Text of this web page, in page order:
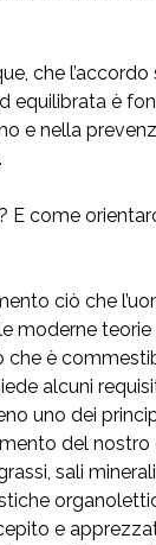
che l’accordo
equilibrata è
e nella
E come
ciò che
moderne teorie
che è
alcuni
uno dei
del nostro
sali
e